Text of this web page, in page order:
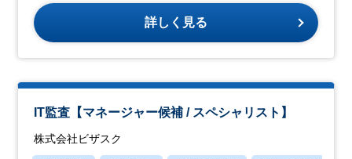
詳しく見る
IT監査【マネージャー候補 / スペシャリスト】
株式会社ビザスク